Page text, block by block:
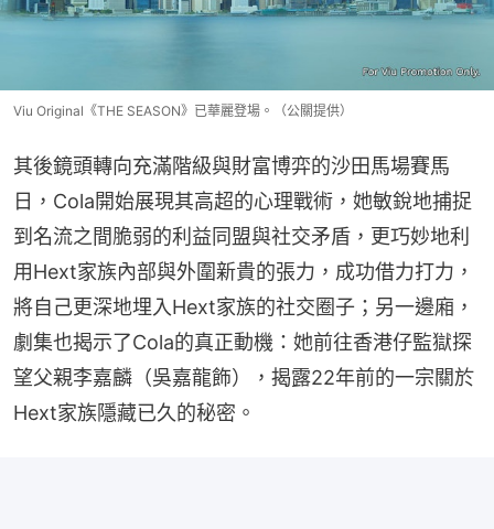
Viu Original《THE SEASON》已華麗登場。（公關提供）
其後鏡頭轉向充滿階級與財富博弈的沙田馬場賽馬
日，Cola開始展現其高超的心理戰術，她敏銳地捕捉
到名流之間脆弱的利益同盟與社交矛盾，更巧妙地利
用Hext家族內部與外圍新貴的張力，成功借力打力，
將自己更深地埋入Hext家族的社交圈子；另一邊廂，
劇集也揭示了Cola的真正動機：她前往香港仔監獄探
望父親李嘉麟（吳嘉龍飾），揭露22年前的一宗關於
Hext家族隱藏已久的秘密。